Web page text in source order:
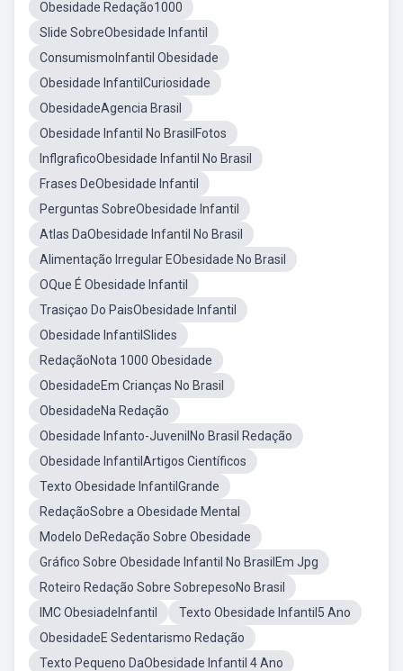
Obesidade Redação1000
Slide SobreObesidade Infantil
ConsumismoInfantil Obesidade
Obesidade InfantilCuriosidade
ObesidadeAgencia Brasil
Obesidade Infantil No BrasilFotos
InflgraficoObesidade Infantil No Brasil
Frases DeObesidade Infantil
Perguntas SobreObesidade Infantil
Atlas DaObesidade Infantil No Brasil
Alimentação Irregular EObesidade No Brasil
OQue É Obesidade Infantil
Trasiçao Do PaisObesidade Infantil
Obesidade InfantilSlides
RedaçãoNota 1000 Obesidade
ObesidadeEm Crianças No Brasil
ObesidadeNa Redação
Obesidade Infanto-JuvenilNo Brasil Redação
Obesidade InfantilArtigos Científicos
Texto Obesidade InfantilGrande
RedaçãoSobre a Obesidade Mental
Modelo DeRedação Sobre Obesidade
Gráfico Sobre Obesidade Infantil No BrasilEm Jpg
Roteiro Redação Sobre SobrepesoNo Brasil
IMC ObesiadeInfantil
Texto Obesidade Infantil5 Ano
ObesidadeE Sedentarismo Redação
Texto Pequeno DaObesidade Infantil 4 Ano